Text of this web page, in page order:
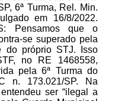
6ª Turma, Rel. Min.
em 16/8/2022.
Pensamos que o
se superado pela
do próprio STJ. Isso
no RE 1468558,
pela 6ª Turma do
n. 173.021/SP. Na
ser “ilegal a